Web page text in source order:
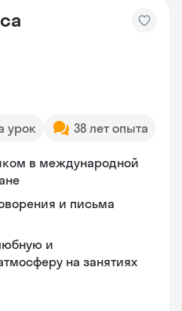
урок 38 лет опыта
в международной
и письма
и
на занятиях